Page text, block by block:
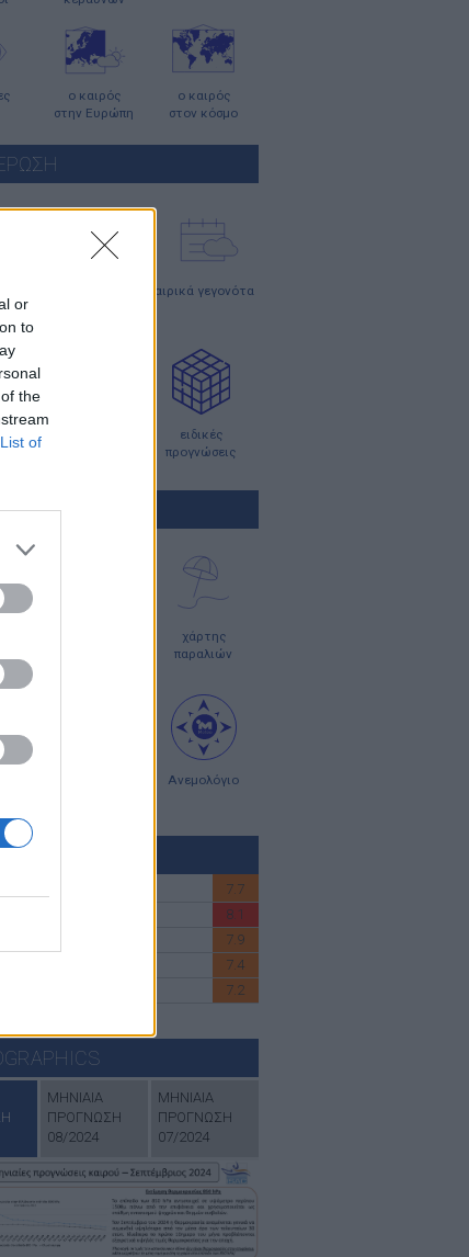
or
to
the
List of
ο καιρός
στην Ευρώπη
ο καιρός
στον κόσμο
καιρικά γεγονότα
ειδικές
προγνώσεις
ΠΡΟΓΝΩΣΗΣ
χάρτης
παραλιών
Ανεμολόγιο
UV
7.7
8.1
7.9
7.4
7.2
ΜΗΝΙΑΙΑ
ΠΡΟΓΝΩΣΗ
08/2024
ΜΗΝΙΑΙΑ
ΠΡΟΓΝΩΣΗ
07/2024